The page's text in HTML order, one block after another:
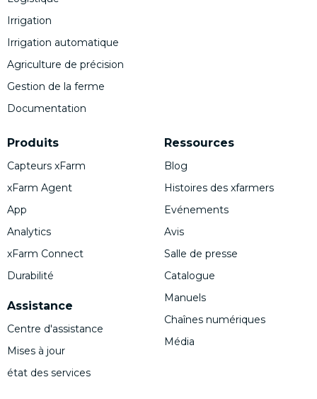
Irrigation
Irrigation automatique
Agriculture de précision
Gestion de la ferme
Documentation
Produits
Capteurs xFarm
xFarm Agent
App
Analytics
xFarm Connect
Durabilité
Assistance
Centre d'assistance
Mises à jour
état des services
Ressources
Blog
Histoires des xfarmers
Evénements
Avis
Salle de presse
Catalogue
Manuels
Chaînes numériques
Média